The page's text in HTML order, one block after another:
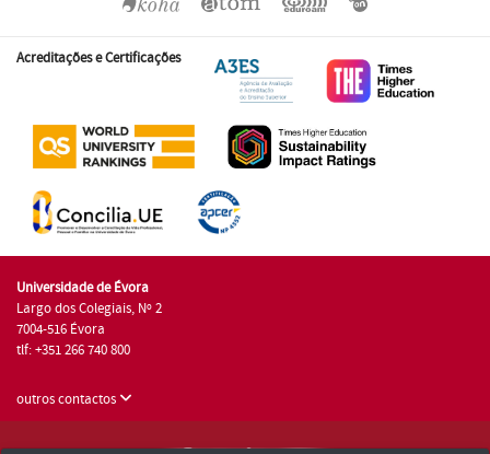
Acreditações e Certificações
Universidade de Évora
Largo dos Colegiais, Nº 2
7004-516 Évora
tlf: +351 266 740 800
outros contactos